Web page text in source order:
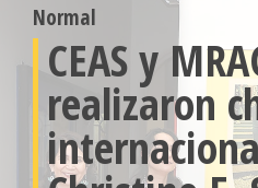
Normal
CEAS y
realizaron